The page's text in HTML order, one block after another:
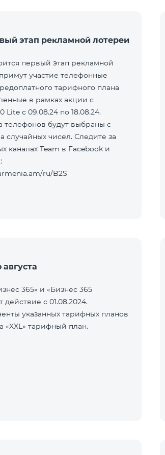
этап рекламной лотереи
первый этап рекламной
участие телефонные
тарифного плана
в рамках акции с
с 09.08.24 по 18.08.24.
будут выбраны с
случайных чисел. Следите за
каналах Team в Facebook и
ru/B2S
365» и «Бизнес 365
с 01.08.2024.
указанных тарифных планов
«XXL» тарифный план.